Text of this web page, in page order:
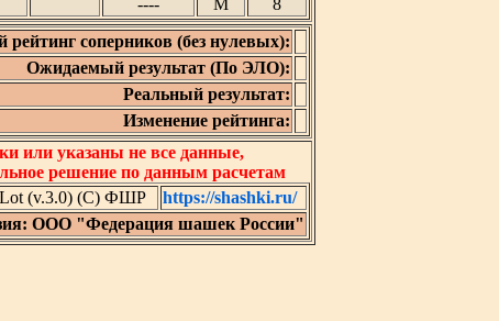
---- М
8
рейтинг соперников (без нулевых):
Ожидаемый результат (По ЭЛО):
Реальный результат:
Изменение рейтинга:
или указаны не все данные,
решение по данным расчетам
(v.3.0) (C) ФШР
https://shashki.ru/
ООО "Федерация шашек России"